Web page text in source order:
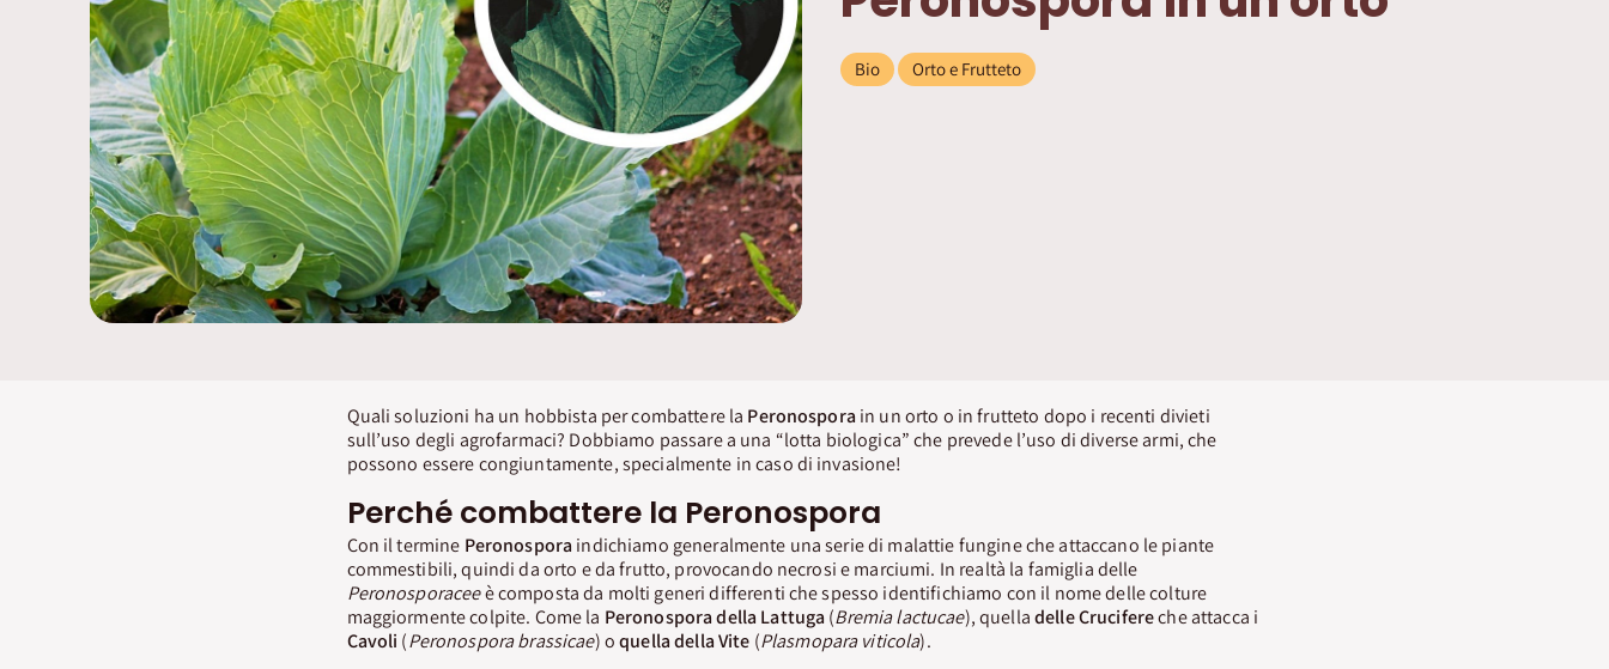
Bio Orto e Frutteto
Quali soluzioni ha un hobbista per combattere la Peronospora in un orto o in frutteto dopo i recenti divieti
sull’uso degli agrofarmaci? Dobbiamo passare a una “lotta biologica” che prevede l’uso di diverse armi, che
possono essere congiuntamente, specialmente in caso di invasione!
Perché combattere la Peronospora
Con il termine Peronospora indichiamo generalmente una serie di malattie fungine che attaccano le piante
commestibili, quindi da orto e da frutto, provocando necrosi e marciumi. In realtà la famiglia delle
Peronosporaceeè composta da molti generi differenti che spesso identifichiamo con il nome delle colture
maggiormente colpite. Come la Peronospora della Lattuga (Bremia lactucae), quelladelle Crucifereche attacca i
Cavoli (Peronospora brassicae) oquella della Vite (Plasmopara viticola).